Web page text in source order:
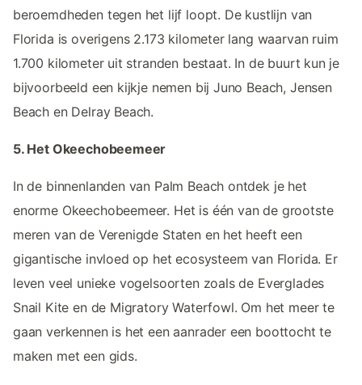
beroemdheden tegen het lijf loopt. De kustlijn van
Florida is overigens 2.173 kilometer lang waarvan ruim
1.700 kilometer uit stranden bestaat. In de buurt kun je
bijvoorbeeld een kijkje nemen bij Juno Beach, Jensen
Beach en Delray Beach.
5. Het Okeechobeemeer
In de binnenlanden van Palm Beach ontdek je het
enorme Okeechobeemeer. Het is één van de grootste
meren van de Verenigde Staten en het heeft een
gigantische invloed op het ecosysteem van Florida. Er
leven veel unieke vogelsoorten zoals de Everglades
Snail Kite en de Migratory Waterfowl. Om het meer te
gaan verkennen is het een aanrader een boottocht te
maken met een gids.